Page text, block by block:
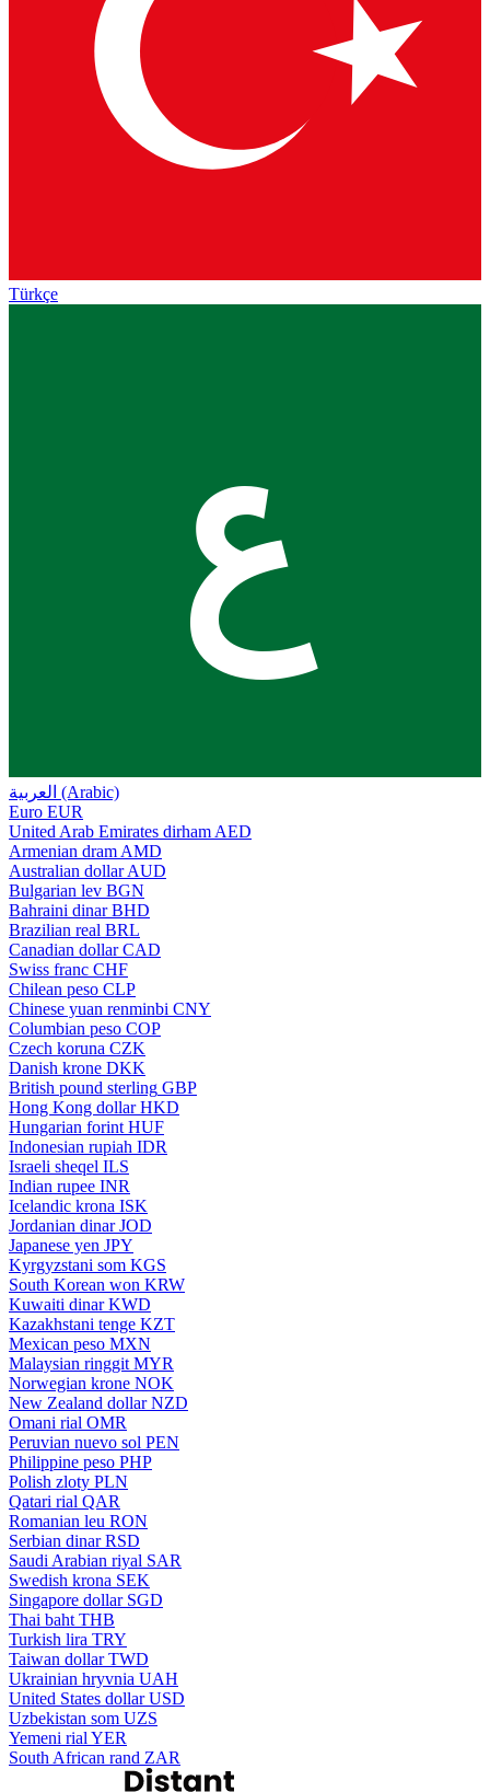
Türkçe
ع
العربية (Arabic)
Euro EUR
United Arab Emirates dirham AED
Armenian dram AMD
Australian dollar AUD
Bulgarian lev BGN
Bahraini dinar BHD
Brazilian real BRL
Canadian dollar CAD
Swiss franc CHF
Chilean peso CLP
Chinese yuan renminbi CNY
Columbian peso COP
Czech koruna CZK
Danish krone DKK
British pound sterling GBP
Hong Kong dollar HKD
Hungarian forint HUF
Indonesian rupiah IDR
Israeli sheqel ILS
Indian rupee INR
Icelandic krona ISK
Jordanian dinar JOD
Japanese yen JPY
Kyrgyzstani som KGS
South Korean won KRW
Kuwaiti dinar KWD
Kazakhstani tenge KZT
Mexican peso MXN
Malaysian ringgit MYR
Norwegian krone NOK
New Zealand dollar NZD
Omani rial OMR
Peruvian nuevo sol PEN
Philippine peso PHP
Polish zloty PLN
Qatari rial QAR
Romanian leu RON
Serbian dinar RSD
Saudi Arabian riyal SAR
Swedish krona SEK
Singapore dollar SGD
Thai baht THB
Turkish lira TRY
Taiwan dollar TWD
Ukrainian hryvnia UAH
United States dollar USD
Uzbekistan som UZS
Yemeni rial YER
South African rand ZAR